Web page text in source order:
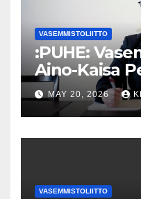
VASEMMISTOLIITTO
:PUHE:
Aino-Kaisa
MAY 20, 2026
VASEMMISTOLIITTO